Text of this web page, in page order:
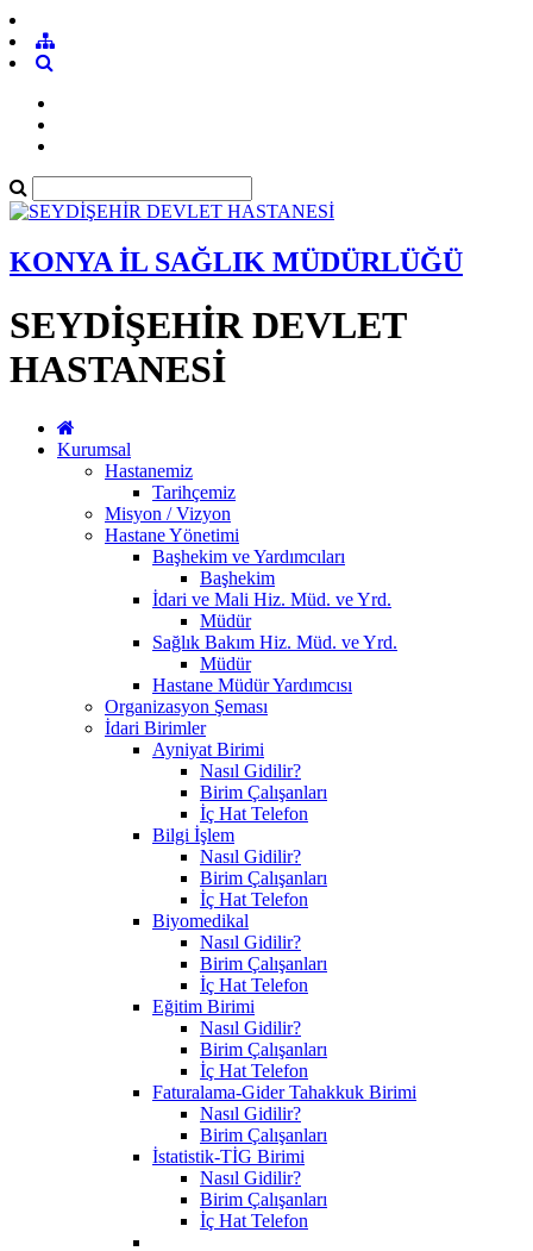
KONYA İL SAĞLIK MÜDÜRLÜĞÜ
SEYDİŞEHİR DEVLET
HASTANESİ
Kurumsal
Hastanemiz
Tarihçemiz
Misyon / Vizyon
Hastane Yönetimi
Başhekim ve Yardımcıları
Başhekim
İdari ve Mali Hiz. Müd. ve Yrd.
Müdür
Sağlık Bakım Hiz. Müd. ve Yrd.
Müdür
Hastane Müdür Yardımcısı
Organizasyon Şeması
İdari Birimler
Ayniyat Birimi
Nasıl Gidilir?
Birim Çalışanları
İç Hat Telefon
Bilgi İşlem
Nasıl Gidilir?
Birim Çalışanları
İç Hat Telefon
Biyomedikal
Nasıl Gidilir?
Birim Çalışanları
İç Hat Telefon
Eğitim Birimi
Nasıl Gidilir?
Birim Çalışanları
İç Hat Telefon
Faturalama-Gider Tahakkuk Birimi
Nasıl Gidilir?
Birim Çalışanları
İstatistik-TİG Birimi
Nasıl Gidilir?
Birim Çalışanları
İç Hat Telefon